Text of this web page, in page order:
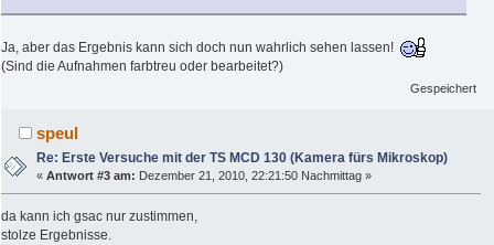
Ja, aber das Ergebnis kann sich doch nun wahrlich sehen lassen!
(Sind die Aufnahmen farbtreu oder bearbeitet?)
Gespeichert
speul
Re: Erste Versuche mit der TS MCD 130 (Kamera fürs Mikroskop)
«Antwort #3 am: Dezember 21, 2010, 22:21:50 Nachmittag »
da kann ich gsac nur zustimmen,
stolze Ergebnisse.